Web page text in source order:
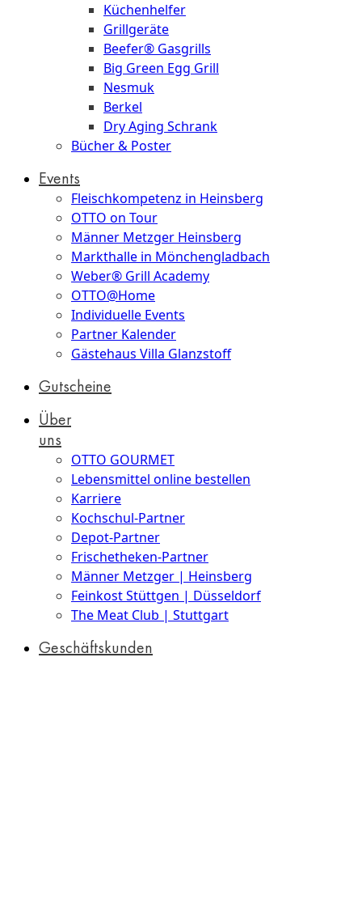
Küchenhelfer
Grillgeräte
Beefer® Gasgrills
Big Green Egg Grill
Nesmuk
Berkel
Dry Aging Schrank
Bücher & Poster
Events
Fleischkompetenz in Heinsberg
OTTO on Tour
Männer Metzger Heinsberg
Markthalle in Mönchengladbach
Weber® Grill Academy
OTTO@Home
Individuelle Events
Partner Kalender
Gästehaus Villa Glanzstoff
Gutscheine
Über
uns
OTTO GOURMET
Lebensmittel online bestellen
Karriere
Kochschul-Partner
Depot-Partner
Frischetheken-Partner
Männer Metzger | Heinsberg
Feinkost Stüttgen | Düsseldorf
The Meat Club | Stuttgart
Geschäftskunden